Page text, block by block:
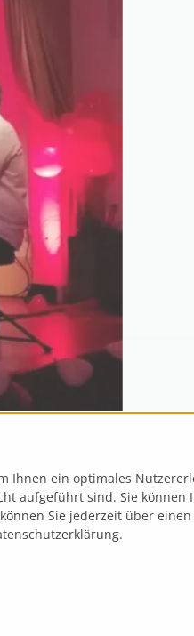
Ihnen ein optimales
aufgeführt sind. Sie
Sie jederzeit über